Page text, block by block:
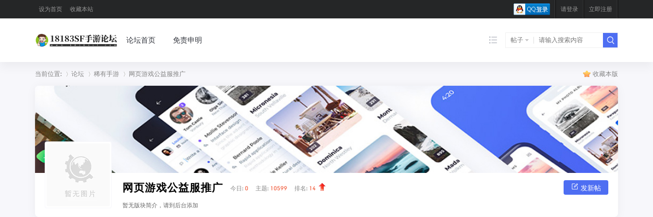
设为首页 收藏本站 请登录 立即注册
论坛首页 免责申明 帖子
当前位置: 论坛 稀有手游 网页游戏公益服推广 收藏本版
网页游戏公益服推广 今日: 0 主题: 10599 排名: 14 发新帖
暂无版块简介，请到后台添加